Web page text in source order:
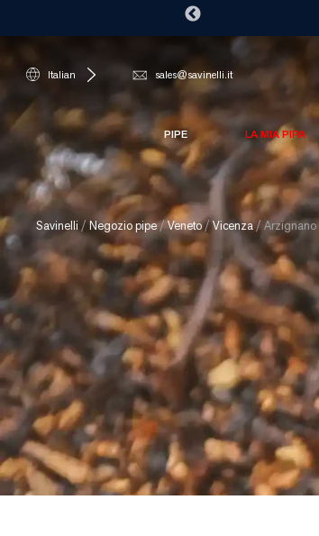
Italian sales@savinelli.it
PIPE LA MIA PIPA
Savinelli / Negozio pipe/Veneto/Vicenza/Arzignano